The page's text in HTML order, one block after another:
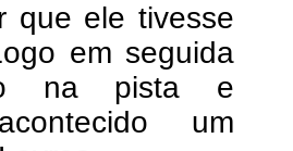
que ele tivesse
em seguida
na pista e
um